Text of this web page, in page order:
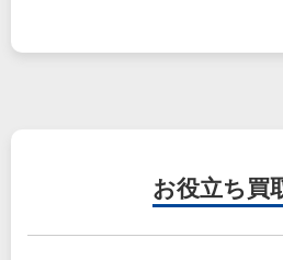
お役立ち 買